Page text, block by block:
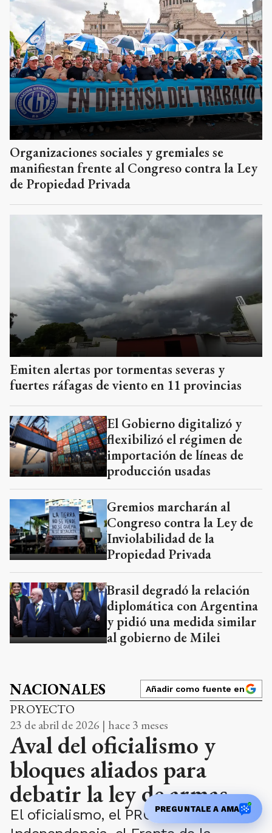
Organizaciones sociales y gremiales se
manifiestan frente al Congreso contra la Ley
de Propiedad Privada
Emiten alertas por tormentas severas y
fuertes ráfagas de viento en 11 provincias
El Gobierno digitalizó y
flexibilizó el régimen de
importación de líneas de
producción usadas
Gremios marcharán al
Congreso contra la Ley de
Inviolabilidad de la
Propiedad Privada
Brasil degradó la relación
diplomática con Argentina
y pidió una medida similar
al gobierno de Milei
NACIONALES Añadir como fuente en
PROYECTO
23 de abril de 2026 | hace 3 meses
Aval del oficialismo y
bloques aliados para
debatir la ley de armas
El oficialismo, el PRO, la UCR,
PREGUNTALE A AMA